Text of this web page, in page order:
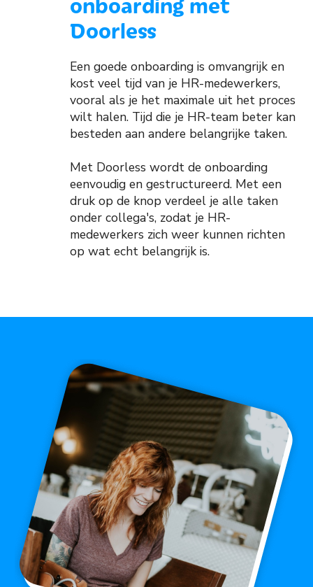
Doorless
Een goede onboarding is omvangrijk en
kost veel tijd van je HR-medewerkers,
vooral als je het maximale uit het proces
wilt halen. Tijd die je HR-team beter kan
besteden aan andere belangrijke taken.
Met Doorless wordt de onboarding
eenvoudig en gestructureerd. Met een
druk op de knop verdeel je alle taken
onder collega's, zodat je HR-
medewerkers zich weer kunnen richten
op wat echt belangrijk is.